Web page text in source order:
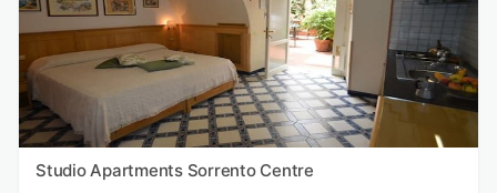
Studio Apartments Sorrento Centre